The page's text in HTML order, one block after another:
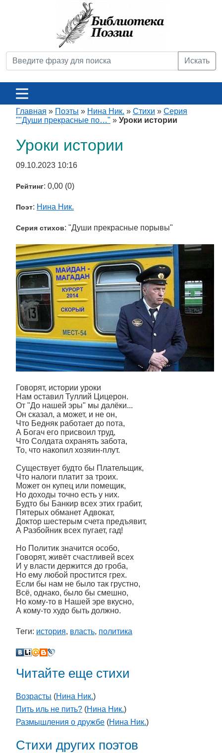
Искать
Главная » Поэты » Нина Ник. » Стихи » Серия
""Души прекрасные по…" » Уроки истории
Уроки истории
09.10.2023 10:16
Рейтинг: 0,00 (0)
Поэт: Нина Ник.
Серия стихов: "Души прекрасные порывы"
Говорят, истории уроки
Нам оставил Туллий Цицерон.
От "До нашей эры" мы далёки...
Он сказал, а может, и не он,
Что Бедняк работает до пота,
А Богач его присвоил труд,
Что Солдата охранять забота,
То, что накопил хозяин-плут.
Существует будто бы Плательщик,
Что налоги платит за троих.
Может он купец или помещик,
Но доходы точно есть у них.
Будто бы Банкир всех этих грабит,
Пятерых обманет Адвокат,
Доктор шестерым счета предъявит,
А Разбойник всех пугает, гад!
Но Политик значится особо,
Говорят, живёт счастливей всех
И у власти держится до гроба,
Но ему любой простится грех.
Если бы нам не было так грустно,
Всё, однако, было бы смешно,
Но кому-то в Нашей эре вкусно,
А кому-то худо быть должно.
Теги: история, власть, политика
Читайте еще стихи
Возрасты (Нина Ник.)
Пить иль не пить? (Нина Ник.)
Размышления о дружбе (Нина Ник.)
Стихи других поэтов